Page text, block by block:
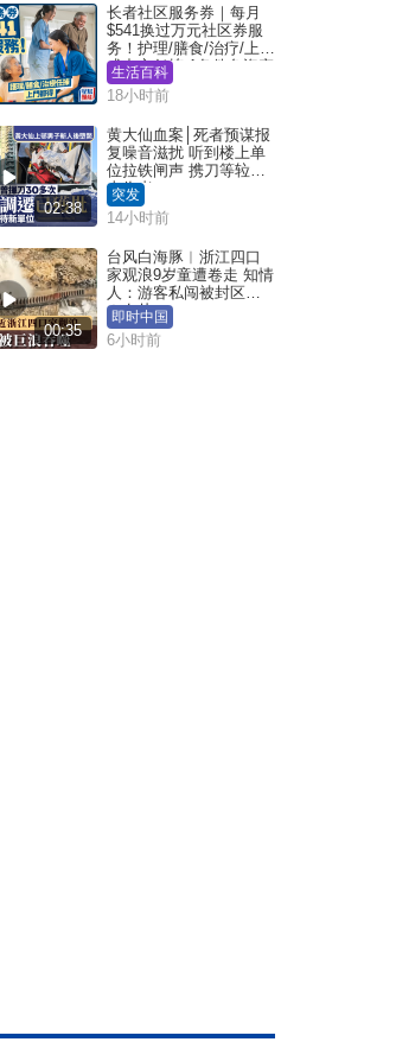
长者社区服务券｜每月
$541换过万元社区券服
务！护理/膳食/治疗/上门
或中心任拣 1条件免资产
审查（附申请资格及教
学）
生活百科
18小时前
02:38
黄大仙血案│死者预谋报
复噪音滋扰 听到楼上单
位拉铁闸声 携刀等䢂伏
击伤者
突发
14小时前
00:35
台风白海豚︱浙江四口
家观浪9岁童遭卷走 知情
人：游客私闯被封区域
︱有片
即时中国
6小时前